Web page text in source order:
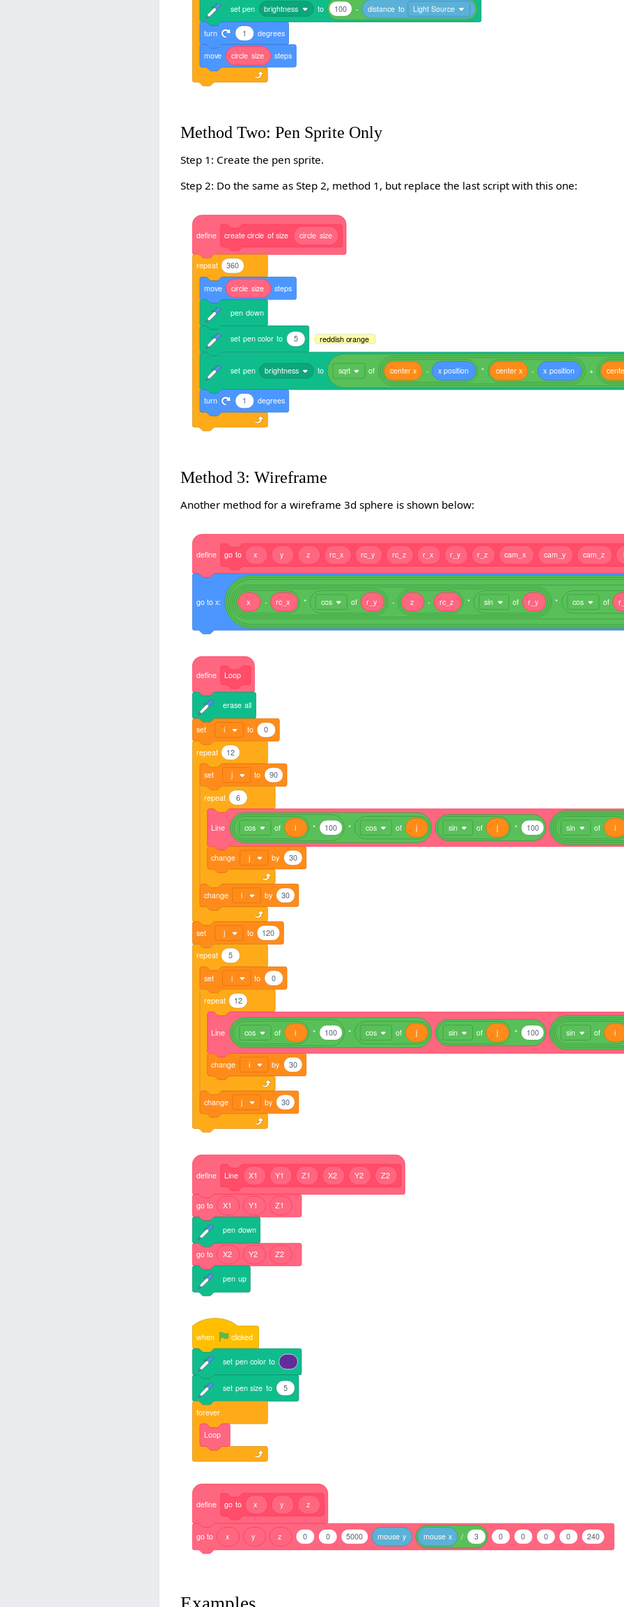
set pen brightness to 100 - distance to Light Source
turn 1 degrees
move circle size steps
Method Two: Pen Sprite Only
Step 1: Create the pen sprite.
Step 2: Do the same as Step 2, method 1, but replace the last script with this one:
define create circle of size circle size
repeat 360
move circle size steps
pen down
set pen color to 5 reddish orange
set pen brightness to sqrt of center x - x position * center x - x position +
turn 1 degrees
Method 3: Wireframe
Another method for a wireframe 3d sphere is shown below:
define go to x y z rc_x rc_y rc_z r_x r_y r_z cam_x cam_y cam_z
go to x: x - rc_x * cos of r_y - z - rc_z * sin of r_y * cos of
define Loop
erase all
set i to 0
repeat 12
set j to 90
repeat 6
Line cos of i * 100 * cos of j sin of j * 100 sin of i
change j by 30
change i by 30
set j to 120
repeat 5
set i to 0
repeat 12
Line cos of i * 100 * cos of j sin of j * 100 sin of i
change i by 30
change j by 30
define Line X1 Y1 Z1 X2 Y2 Z2
go to X1 Y1 Z1
pen down
go to X2 Y2 Z2
pen up
when clicked
set pen color to
set pen size to 5
forever
Loop
define go to x y z
go to x y z 0 0 5000 mouse y mouse x / 3 0 0 0 0 240